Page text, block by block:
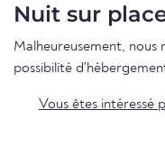
Nuit sur
Malheureusement, nous
possibilité
Vous êtes intéressé